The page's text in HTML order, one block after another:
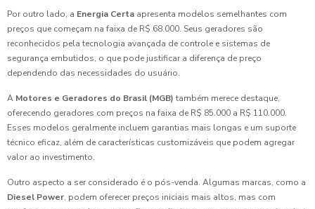
Por outro lado, a Energia Certa apresenta modelos semelhantes com
preços que começam na faixa de R$ 68.000. Seus geradores são
reconhecidos pela tecnologia avançada de controle e sistemas de
segurança embutidos, o que pode justificar a diferença de preço
dependendo das necessidades do usuário.
A Motores e Geradores do Brasil (MGB) também merece destaque,
oferecendo geradores com preços na faixa de R$ 85.000 a R$ 110.000.
Esses modelos geralmente incluem garantias mais longas e um suporte
técnico eficaz, além de características customizáveis que podem agregar
valor ao investimento.
Outro aspecto a ser considerado é o pós-venda. Algumas marcas, como a
Diesel Power, podem oferecer preços iniciais mais altos, mas com